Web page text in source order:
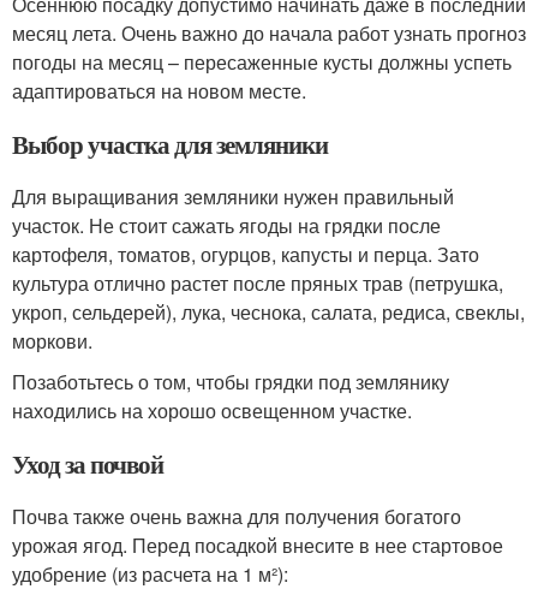
месяц лета. Очень важно до начала работ узнать прогноз
погоды на месяц – пересаженные кусты должны успеть
адаптироваться на новом месте.
Выбор участка для земляники
Для выращивания земляники нужен правильный
участок. Не стоит сажать ягоды на грядки после
картофеля, томатов, огурцов, капусты и перца. Зато
культура отлично растет после пряных трав (петрушка,
укроп, сельдерей), лука, чеснока, салата, редиса, свеклы,
моркови.
Позаботьтесь о том, чтобы грядки под землянику
находились на хорошо освещенном участке.
Уход за почвой
Почва также очень важна для получения богатого
урожая ягод. Перед посадкой внесите в нее стартовое
удобрение (из расчета на 1 м²):